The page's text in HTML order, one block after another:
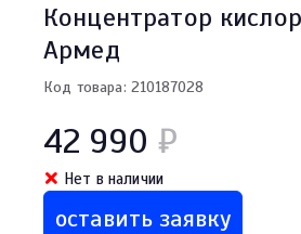
Концентратор
Армед
Код товара: 210187028
42 990₽
Нет в наличии
оставить заявку